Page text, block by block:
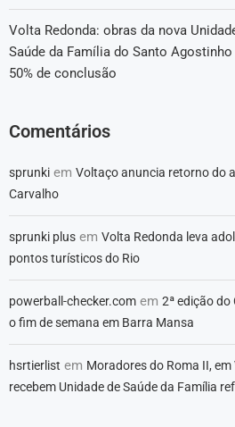
Volta Redonda: obras da nova
Saúde da Família do Santo
50% de conclusão
Comentários
sprunki em Voltaço anuncia retorno do
Carvalho
sprunki plus em Volta Redonda leva
pontos turísticos do Rio
powerball-checker.com em 2ª edição
o fim de semana em Barra Mansa
hsrtierlist em Moradores do Roma II,
recebem Unidade de Saúde da Família